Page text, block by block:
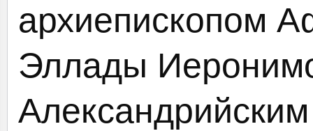
архиепископом
Эллады